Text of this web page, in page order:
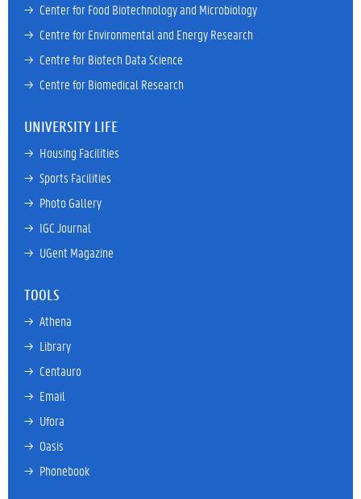
→ Center for Food Biotechnology and Microbiology
→ Centre for Environmental and Energy Research
→ Centre for Biotech Data Science
→ Centre for Biomedical Research
UNIVERSITY LIFE
→ Housing Facilities
→ Sports Facilities
→ Photo Gallery
→ IGC Journal
→ UGent Magazine
TOOLS
→ Athena
→ Library
→ Centauro
→ Email
→ Ufora
→ Oasis
→ Phonebook